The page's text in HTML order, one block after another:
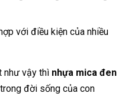
với điều kiện của nhiều
như vậy thì nhựa mica đen
đời sống của con